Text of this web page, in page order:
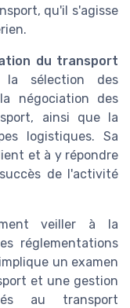
qu'il s'agisse
du transport
la sélection des
négociation des
ainsi que la
logistiques. Sa
et à y répondre
de l'activité
veiller à la
réglementations
un examen
et une gestion
au transport